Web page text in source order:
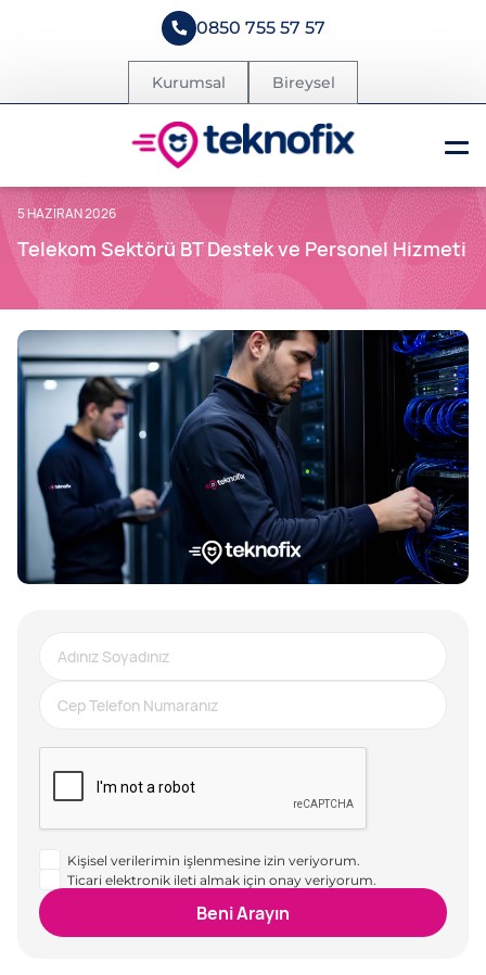
0850 755 57 57
Kurumsal Bireysel
5 HAZIRAN 2026
Telekom Sektörü BT Destek ve Personel Hizmeti
Kişisel verilerimin işlenmesine izin veriyorum.
Ticari elektronik ileti almak için onay veriyorum.
Beni Arayın